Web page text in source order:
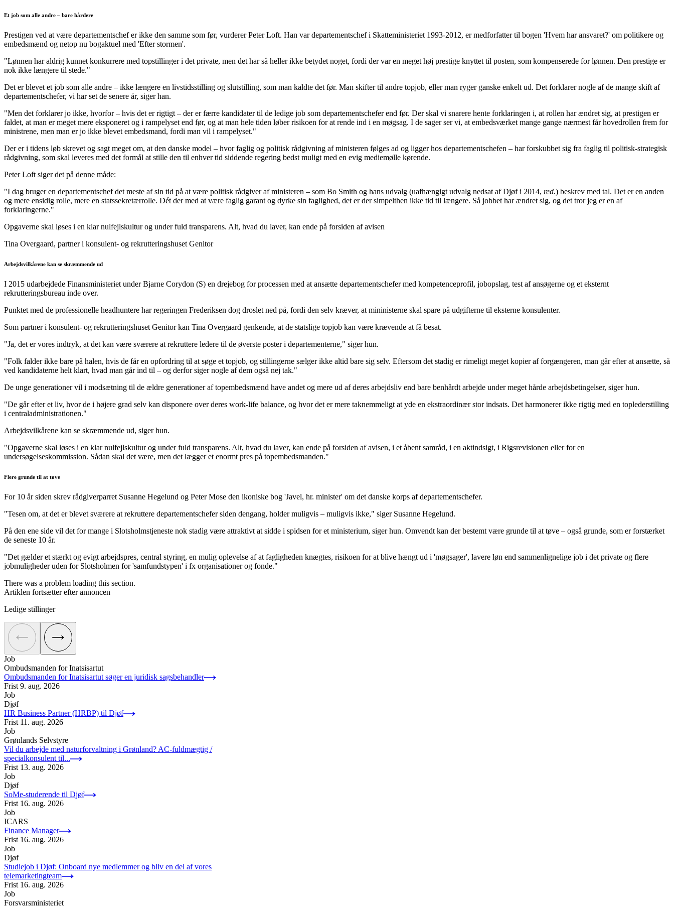
Et job som alle andre – bare hårdere
Prestigen ved at være departementschef er ikke den samme som før, vurderer Peter Loft. Han var departementschef i Skatteministeriet 1993-2012, er medforfatter til bogen 'Hvem har ansvaret?' om politikere og
embedsmænd og netop nu bogaktuel med 'Efter stormen'.
"Lønnen har aldrig kunnet konkurrere med topstillinger i det private, men det har så heller ikke betydet noget, fordi der var en meget høj prestige knyttet til posten, som kompenserede for lønnen. Den prestige er
nok ikke længere til stede."
Det er blevet et job som alle andre – ikke længere en livstidsstilling og slutstilling, som man kaldte det før. Man skifter til andre topjob, eller man ryger ganske enkelt ud. Det forklarer nogle af de mange skift af
departementschefer, vi har set de senere år, siger han.
"Men det forklarer jo ikke, hvorfor – hvis det er rigtigt – der er færre kandidater til de ledige job som departementschefer end før. Der skal vi snarere hente forklaringen i, at rollen har ændret sig, at prestigen er
faldet, at man er meget mere eksponeret og i rampelyset end før, og at man hele tiden løber risikoen for at rende ind i en møgsag. I de sager ser vi, at embedsværket mange gange nærmest får hovedrollen frem for
ministrene, men man er jo ikke blevet embedsmand, fordi man vil i rampelyset."
Der er i tidens løb skrevet og sagt meget om, at den danske model – hvor faglig og politisk rådgivning af ministeren følges ad og ligger hos departementschefen – har forskubbet sig fra faglig til politisk-strategisk
rådgivning, som skal leveres med det formål at stille den til enhver tid siddende regering bedst muligt med en evig mediemølle kørende.
Peter Loft siger det på denne måde:
"I dag bruger en departementschef det meste af sin tid på at være politisk rådgiver af ministeren – som Bo Smith og hans udvalg (uafhængigt udvalg nedsat af Djøf i 2014, red.) beskrev med tal. Det er en anden
og mere ensidig rolle, mere en statssekretærrolle. Dét der med at være faglig garant og dyrke sin faglighed, det er der simpelthen ikke tid til længere. Så jobbet har ændret sig, og det tror jeg er en af
forklaringerne."
Opgaverne skal løses i en klar nulfejlskultur og under fuld transparens. Alt, hvad du laver, kan ende på forsiden af avisen
Tina Overgaard, partner i konsulent- og rekrutteringshuset Genitor
Arbejdsvilkårene kan se skræmmende ud
I 2015 udarbejdede Finansministeriet under Bjarne Corydon (S) en drejebog for processen med at ansætte departementschefer med kompetenceprofil, jobopslag, test af ansøgerne og et eksternt
rekrutteringsbureau inde over.
Punktet med de professionelle headhuntere har regeringen Frederiksen dog droslet ned på, fordi den selv kræver, at mininisterne skal spare på udgifterne til eksterne konsulenter.
Som partner i konsulent- og rekrutteringshuset Genitor kan Tina Overgaard genkende, at de statslige topjob kan være krævende at få besat.
"Ja, det er vores indtryk, at det kan være sværere at rekruttere ledere til de øverste poster i departementerne," siger hun.
"Folk falder ikke bare på halen, hvis de får en opfordring til at søge et topjob, og stillingerne sælger ikke altid bare sig selv. Eftersom det stadig er rimeligt meget kopier af forgængeren, man går efter at ansætte, så
ved kandidaterne helt klart, hvad man går ind til – og derfor siger nogle af dem også nej tak."
De unge generationer vil i modsætning til de ældre generationer af topembedsmænd have andet og mere ud af deres arbejdsliv end bare benhårdt arbejde under meget hårde arbejdsbetingelser, siger hun.
"De går efter et liv, hvor de i højere grad selv kan disponere over deres work-life balance, og hvor det er mere taknemmeligt at yde en ekstraordinær stor indsats. Det harmonerer ikke rigtig med en toplederstilling
i centraladministrationen."
Arbejdsvilkårene kan se skræmmende ud, siger hun.
"Opgaverne skal løses i en klar nulfejlskultur og under fuld transparens. Alt, hvad du laver, kan ende på forsiden af avisen, i et åbent samråd, i en aktindsigt, i Rigsrevisionen eller for en
undersøgelseskommission. Sådan skal det være, men det lægger et enormt pres på topembedsmanden."
Flere grunde til at tøve
For 10 år siden skrev rådgiverparret Susanne Hegelund og Peter Mose den ikoniske bog 'Javel, hr. minister' om det danske korps af departementschefer.
"Tesen om, at det er blevet sværere at rekruttere departementschefer siden dengang, holder muligvis – muligvis ikke," siger Susanne Hegelund.
På den ene side vil det for mange i Slotsholmstjeneste nok stadig være attraktivt at sidde i spidsen for et ministerium, siger hun. Omvendt kan der bestemt være grunde til at tøve – også grunde, som er forstærket
de seneste 10 år.
"Det gælder et stærkt og evigt arbejdspres, central styring, en mulig oplevelse af at fagligheden knægtes, risikoen for at blive hængt ud i 'møgsager', lavere løn end sammenlignelige job i det private og flere
jobmuligheder uden for Slotsholmen for 'samfundstypen' i fx organisationer og fonde."
There was a problem loading this section.
Artiklen fortsætter efter annoncen
Ledige stillinger
Job
Ombudsmanden for Inatsisartut
Ombudsmanden for Inatsisartut søger en juridisk sagsbehandler
Frist 9. aug. 2026
Job
Djøf
HR Business Partner (HRBP) til Djøf
Frist 11. aug. 2026
Job
Grønlands Selvstyre
Vil du arbejde med naturforvaltning i Grønland? AC-fuldmægtig /
specialkonsulent til...
Frist 13. aug. 2026
Job
Djøf
SoMe-studerende til Djøf
Frist 16. aug. 2026
Job
ICARS
Finance Manager
Frist 16. aug. 2026
Job
Djøf
Studiejob i Djøf: Onboard nye medlemmer og bliv en del af vores
telemarketingteam
Frist 16. aug. 2026
Job
Forsvarsministeriet